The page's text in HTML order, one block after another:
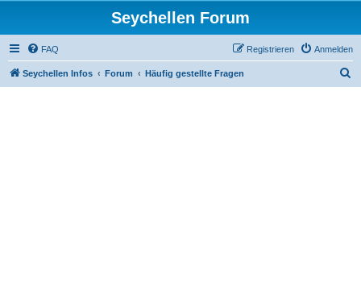
Seychellen Forum
FAQ Anmelden
Registrieren
Seychellen Infos Forum Häufig gestellte Fragen